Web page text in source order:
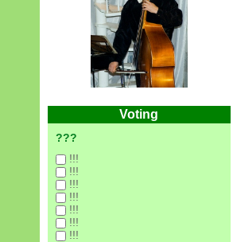
Voting
???
!!!
!!!
!!!
!!!
!!!
!!!
!!!